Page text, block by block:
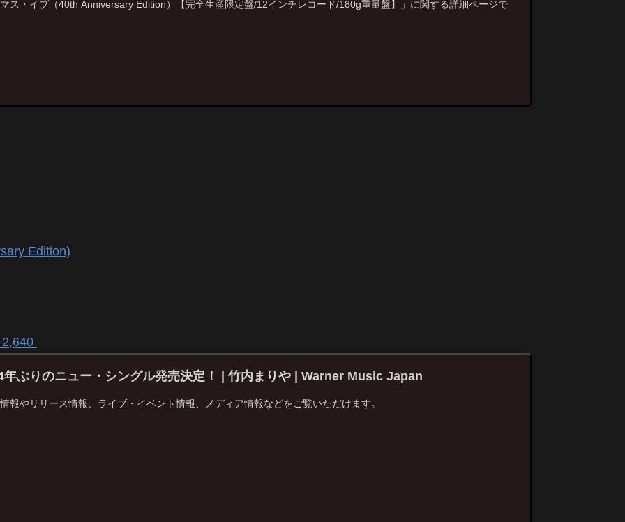
ス・イブ（40th Anniversary Edition）【完全生産限定盤/12インチレコード/180g重量盤】」に関する詳細ページで
Edition)
年ぶりのニュー・シングル発売決定！ | 竹内まりや | Warner Music Japan
報やリリース情報、ライブ・イベント情報、メディア情報などをご覧いただけます。